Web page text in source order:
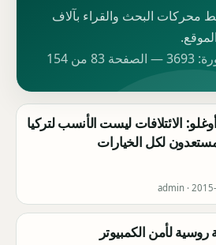
محركات البحث والقراء بآلاف
154
الائتلافات ليست الأنسب لتركيا
لكل الخيارات
admin ·
لأمن الكمبيوتر